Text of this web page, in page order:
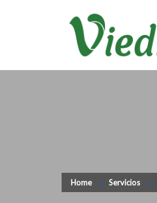
Home Servicios